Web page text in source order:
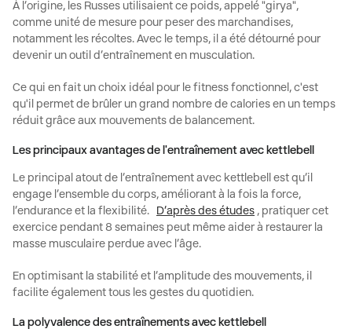
À l’origine, les Russes utilisaient ce poids, appelé "girya",
comme unité de mesure pour peser des marchandises,
notamment les récoltes. Avec le temps, il a été détourné pour
devenir un outil d’entraînement en musculation.
Ce qui en fait un choix idéal pour le fitness fonctionnel, c'est
qu'il permet de brûler un grand nombre de calories en un temps
réduit grâce aux mouvements de balancement.
Les principaux avantages de l'entraînement avec kettlebell
Le principal atout de l’entraînement avec kettlebell
est qu’il
engage l’ensemble du corps, améliorant à la fois la force,
l’endurance et la flexibilité.
D’après des études , pratiquer cet
exercice pendant 8 semaines peut même aider à restaurer la
masse musculaire perdue avec l’âge.
En optimisant la stabilité et l’amplitude des mouvements, il
facilite également tous les gestes du quotidien.
La polyvalence des entraînements avec kettlebell